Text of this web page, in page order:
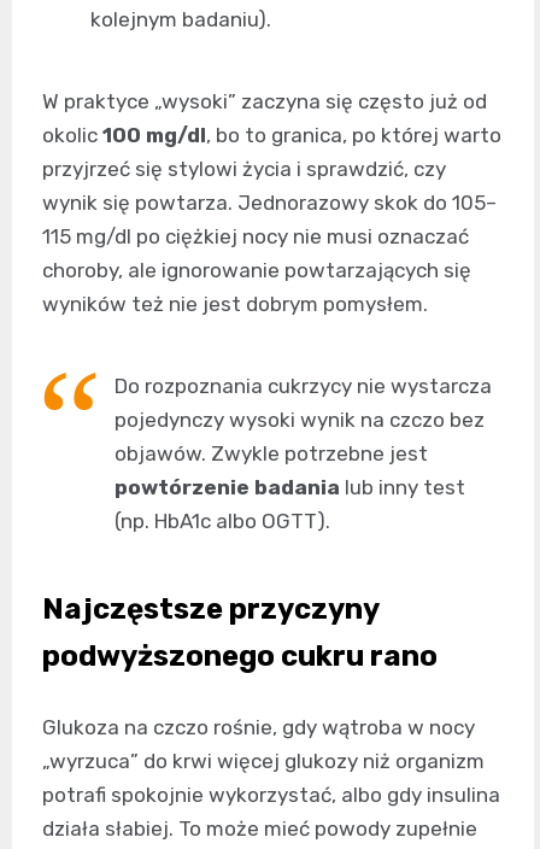
kolejnym badaniu).
W praktyce „wysoki” zaczyna się często już od
okolic 100 mg/dl, bo to granica, po której warto
przyjrzeć się stylowi życia i sprawdzić, czy
wynik się powtarza. Jednorazowy skok do 105–
115 mg/dl po ciężkiej nocy nie musi oznaczać
choroby, ale ignorowanie powtarzających się
wyników też nie jest dobrym pomysłem.
Do rozpoznania cukrzycy nie wystarcza
pojedynczy wysoki wynik na czczo bez
objawów. Zwykle potrzebne jest
powtórzenie badania lub inny test
(np. HbA1c albo OGTT).
Najczęstsze przyczyny
podwyższonego cukru rano
Glukoza na czczo rośnie, gdy wątroba w nocy
„wyrzuca” do krwi więcej glukozy niż organizm
potrafi spokojnie wykorzystać, albo gdy insulina
działa słabiej. To może mieć powody zupełnie